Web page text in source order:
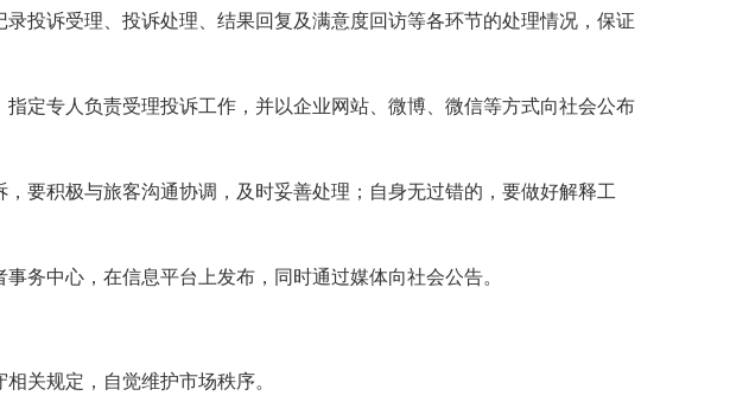
诉受理、投诉处理、结果回复及满意度回访等各环节的处理情况，保证
专人负责受理投诉工作，并以企业网站、微博、微信等方式向社会公布
积极与旅客沟通协调，及时妥善处理；自身无过错的，要做好解释工
中心，在信息平台上发布，同时通过媒体向社会公告。
规定，自觉维护市场秩序。